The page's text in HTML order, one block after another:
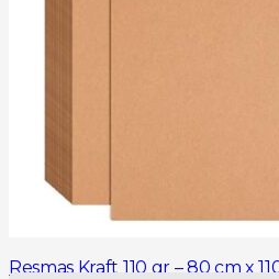
Resmas Kraft 110 gr – 80 cm x